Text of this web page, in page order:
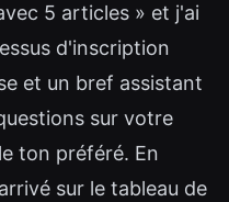
5 articles » et j'ai
d'inscription
et un bref assistant
sur votre
ton préféré. En
sur le tableau de